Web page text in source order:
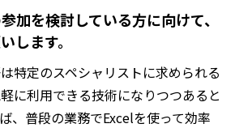
加を検討している方に向けて、
します。
特定のスペシャリストに求められる
に利用できる技術になりつつあると
、普段の業務でExcelを使って効率